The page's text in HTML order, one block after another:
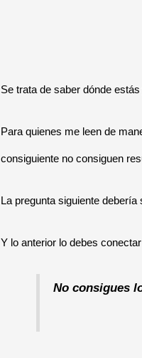
Se trata de saber dónde
Para quienes me leen de
consiguiente no consiguen
La pregunta siguiente
Y lo anterior lo debes
No consigues